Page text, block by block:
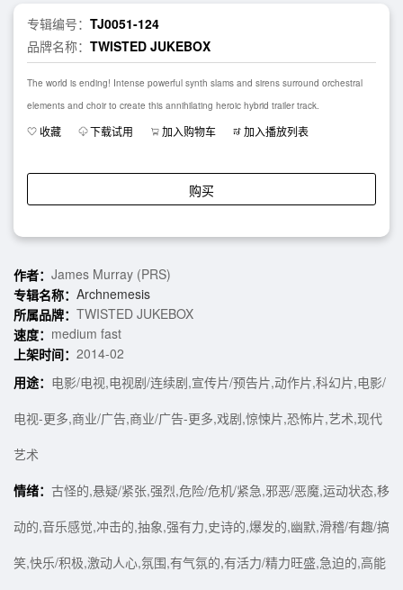
专辑编号： TJ0051-124
品牌名称： TWISTED JUKEBOX
The world is ending! Intense powerful synth slams and sirens surround orchestral
elements and choir to create this annihilating heroic hybrid trailer track.
收藏 下载试用 加入购物车 加入播放列表
购买
作者： James Murray (PRS)
专辑名称： Archnemesis
所属品牌： TWISTED JUKEBOX
速度： medium fast
上架时间： 2014-02
用途： 电影/电视,电视剧/连续剧,宣传片/预告片,动作片,科幻片,电影/
电视-更多,商业/广告,商业/广告-更多,戏剧,惊悚片,恐怖片,艺术,现代
艺术
情绪： 古怪的,悬疑/紧张,强烈,危险/危机/紧急,邪恶/恶魔,运动状态,移
动的,音乐感觉,冲击的,抽象,强有力,史诗的,爆发的,幽默,滑稽/有趣/搞
笑,快乐/积极,激动人心,氛围,有气氛的,有活力/精力旺盛,急迫的,高能